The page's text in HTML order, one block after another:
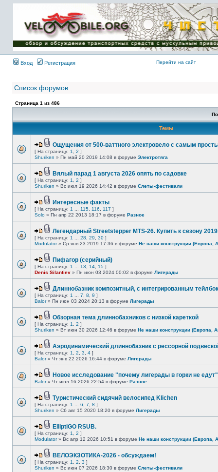
Имя пользователя:
Пароль:
{ LOG_ME_IN_SHORT
}
Вход
Регистрация Перейти на сайт
Список форумов
Страница 1 из 486
Темы
Ощущения от 500-ваттного электровело с самым
[ На страницу: 1 2 ]
Shuriken » Пн май 20 2019 14:08 в форуме Электротяга
Вялый парад 1 августа 2026 опять по садовке
[ На страницу: 1 2 ]
Shuriken » Вс июл 19 2026 14:42 в форуме Слеты-фестивали
Интересные факты
[ На страницу: 1 115 116 117 ]
Solo » Пн апр 22 2013 18:17 в форуме Разное
Легендарный Streetstepper MTS-26. Купить к сезону
[ На страницу: 1 28 29 30 ]
Modulator» Ср янв 23 2019 17:36 в форуме Не наши конструкции (Европа,
Пифагор (серийный)
[ На страницу: 1 13 14 15 ]
Denis Silantiev » Пн июн 03 2024 00:02 в форуме Лигерады
Длиннобазник композитный, с интегрированным
[ На страницу: 1 7 8 9 ]
Balor» Пн июн 03 2024 20:13 в форуме Лигерады
Обзорная тема длиннобахников с низкой кареткой
[ На страницу: 1 2 ]
Shuriken » Вт июн 30 2026 12:46 в форуме Не наши конструкции (Европа,
Аэродинамический длиннобазник с рессорной
[ На страницу: 1 2 3 4 ]
Balor» Чт янв 22 2026 16:44 в форуме Лигерады
Новое исследование "почему лигерады в горки не
Balor» Чт июл 16 2026 22:54 в форуме Разное
Туристический сидячий велосипед Klichen
[ На страницу: 1 6 7 8 ]
Shuriken » Сб авг 15 2020 18:20 в форуме Лигерады
ElliptiGO RSUB.
[ На страницу: 1 2 ]
Modulator» Вс апр 12 2026 10:51 в форуме Не наши конструкции (Европа,
ВЕЛОЭКЗОТИКА-2026 - обсуждаем!
[ На страницу: 1 2 3 ]
Shuriken » Вс июн 07 2026 18:30 в форуме Слеты-фестивали